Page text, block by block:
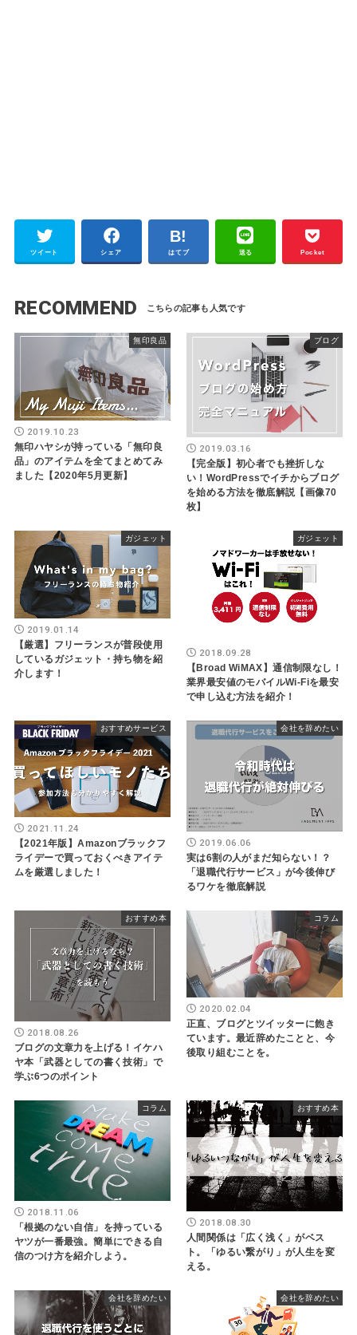
ツイート シェア はてブ 送る Pocket
RECOMMEND
無印良品
2019.10.23
無印ハヤシが持っている「無印良
品」のアイテムを全てまとめてみ
ました【2020年5月更新】
ブログ
2019.03.16
【完全版】初心者でも挫折しな
い！WordPressでイチからブログ
を始める方法を徹底解説【画像70
枚】
ガジェット
2019.01.14
【厳選】フリーランスが普段使用
しているガジェット・持ち物を紹
介します！
ガジェット
2018.09.28
【Broad WiMAX】通信制限なし！
業界最安値のモバイルWi-Fiを最安
で申し込む方法を紹介！
おすすめサービス
2021.11.24
【2021年版】Amazonブラックフ
ライデーで買っておくべきアイテ
ムを厳選しました！
会社を辞めたい
2019.06.06
実は6割の人がまだ知らない！？
「退職代行サービス」が今後伸び
るワケを徹底解説
おすすめ本
2018.08.26
ブログの文章力を上げる！イケハ
ヤ本「武器としての書く技術」で
学ぶ6つのポイント
コラム
2020.02.04
正直、ブログとツイッターに飽き
ています。最近辞めたことと、今
後取り組むことを。
コラム
2018.11.06
「根拠のない自信」を持っている
ヤツが一番最強。簡単にできる自
信のつけ方を紹介しよう。
おすすめ本
2018.08.30
人間関係は「広く浅く」がベス
ト。「ゆるい繋がり」が人生を変
える。
会社を辞めたい 会社を辞めたい